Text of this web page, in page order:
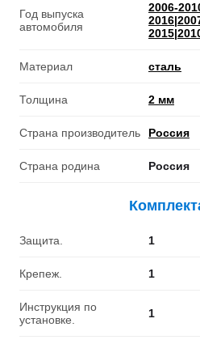
Год выпуска
автомобиля
2006-
Материал сталь
Толщина 2 мм
Страна производитель Россия
Страна родина Россия
Защита. 1
Крепеж. 1
Инструкция по
установке.
1